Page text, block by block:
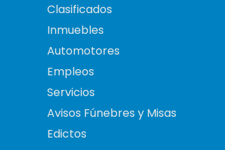
Clasificados
Inmuebles
Automotores
Empleos
Servicios
Avisos Fúnebres y Misas
Edictos